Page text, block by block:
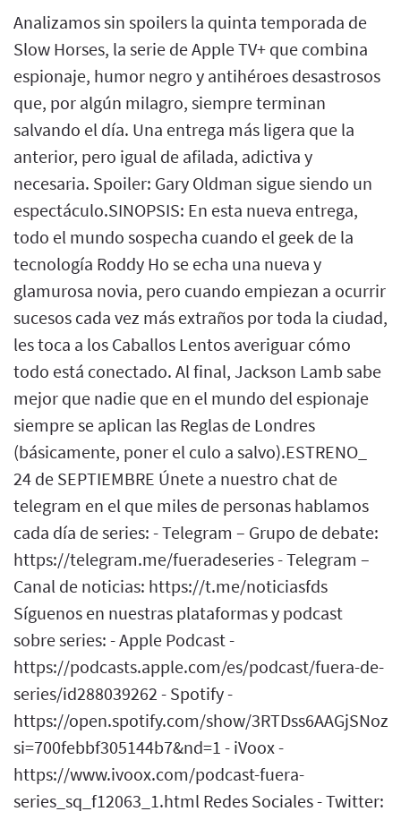
Analizamos sin spoilers la quinta temporada de
Slow Horses, la serie de Apple TV+ que combina
espionaje, humor negro y antihéroes desastrosos
que, por algún milagro, siempre terminan
salvando el día. Una entrega más ligera que la
anterior, pero igual de afilada, adictiva y
necesaria. Spoiler: Gary Oldman sigue siendo un
espectáculo.SINOPSIS: En esta nueva entrega,
todo el mundo sospecha cuando el geek de la
tecnología Roddy Ho se echa una nueva y
glamurosa novia, pero cuando empiezan a ocurrir
sucesos cada vez más extraños por toda la ciudad,
les toca a los Caballos Lentos averiguar cómo
todo está conectado. Al final, Jackson Lamb sabe
mejor que nadie que en el mundo del espionaje
siempre se aplican las Reglas de Londres
(básicamente, poner el culo a salvo).ESTRENO_
24 de SEPTIEMBRE Únete a nuestro chat de
telegram en el que miles de personas hablamos
cada día de series: - Telegram – Grupo de debate:
https://telegram.me/fueradeseries - Telegram –
Canal de noticias: https://t.me/noticiasfds
Síguenos en nuestras plataformas y podcast
sobre series: - Apple Podcast -
https://podcasts.apple.com/es/podcast/fuera-de-
series/id288039262 - Spotify -
https://open.spotify.com/show/
si=700febbf305144b7&nd=1 - iVoox -
https://www.ivoox.com/podcast-fuera-
series_sq_f12063_1.html Redes Sociales - Twitter: